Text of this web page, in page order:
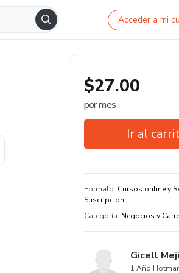
Acceder a mi
$27.00
por mes
Ir al
Formato: Cursos online y
Suscripción
Categoría: Negocios y
Gicell
1 Año